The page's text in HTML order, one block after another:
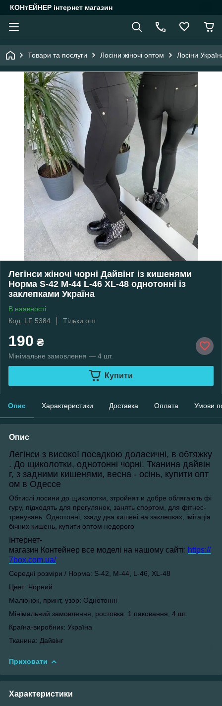
КОНтЕЙНЕР інтернет магазин
Товари та послуги Лосіни жіночі оптом Лосіни
Легінси жіночі чорні Дайвінг із кишенями
Норма S-42 M-44 L-46 XL-48 однотонні із
заклепками Україна
В наявності
Код: LF 5384
Тільки опт
190 ₴
Мінімальне замовлення — 4 шт.
Купити
Опис Характеристики Доставка Оплата Умови
Опис
Легінси з високої посадкою доласичні, в обтяжку
. До щиколотки, однотонні чорні. Тканина дайвін
г, з задними кишенями, весна - осінь, купити опт
ом в Одессе
Обтислі лосини до щиколотки , зтройнят и добре облягають фі
гуру, підходять для прогулянок, занять спортом, для фітнес-
тренувань. Однотонні, ззаду два кишені на заклепках
імітація
бічних кишень, купити оптом недорого
Інтернет-
магазин Контейнер все моделі на нашому сайті: https://
7box.com.ua/
Середні розміри / Норма: S-42 M-44 L-46
XL-48
Цвет: Чорний
Малюнок, принт, узор: Однотонні
Мінімальний замовлення, ростовка: 1 паковання, 4 шт.
Країна-виробник: Україна
Тканина: Дайвінг
Приховати
Характеристики